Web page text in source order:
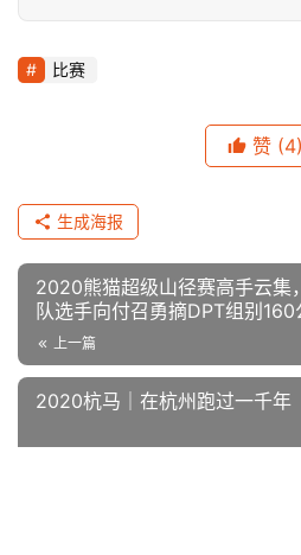
比赛
赞 (4)
生成海报
2020熊猫超级山径赛高手云集
队选手向付召勇摘DPT组别
桥力夺MPT组别106公里亚军！
上一篇
2020杭马｜在杭州跑过一千年